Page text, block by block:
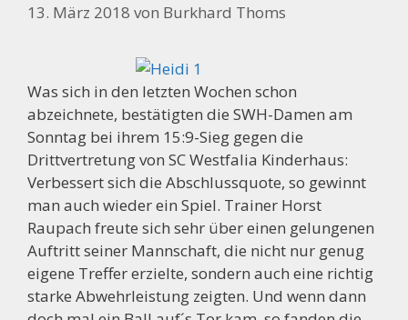
13. März 2018 von Burkhard Thoms
Was sich in den letzten Wochen schon
abzeichnete, bestätigten die SWH-Damen am
Sonntag bei ihrem 15:9-Sieg gegen die
Drittvertretung von SC Westfalia Kinderhaus:
Verbessert sich die Abschlussquote, so gewinnt
man auch wieder ein Spiel. Trainer Horst
Raupach freute sich sehr über einen gelungenen
Auftritt seiner Mannschaft, die nicht nur genug
eigene Treffer erzielte, sondern auch eine richtig
starke Abwehrleistung zeigten. Und wenn dann